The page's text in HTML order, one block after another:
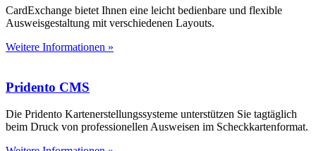
CardExchange bietet Ihnen eine leicht bedienbare und flexible
Ausweisgestaltung mit verschiedenen Layouts.
Weitere Informationen »
Pridento CMS
Die Pridento Kartenerstellungssysteme unterstützen Sie tagtäglich
beim Druck von professionellen Ausweisen im Scheckkartenformat.